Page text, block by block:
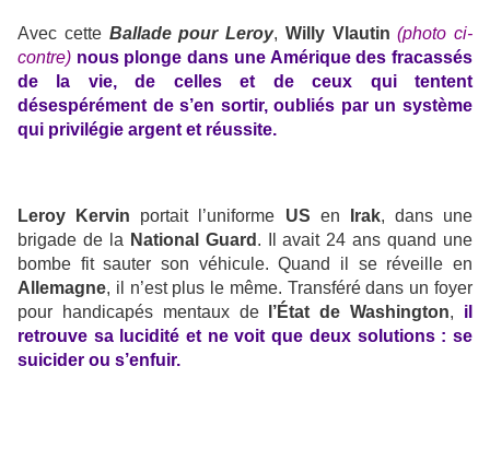
Avec cette Ballade pour Leroy, Willy Vlautin(photo ci-
contre) nous plonge dans une Amérique des fracassés
de la vie, de celles et de ceux qui tentent
désespérément de s’en sortir, oubliés par un système
qui privilégie argent et réussite.
Leroy Kervin portait l’uniforme US en Irak, dans une
brigade de la National Guard . Il avait 24 ans quand une
bombe fit sauter son véhicule. Quand il se réveille en
Allemagne, il n’est plus le même. Transféré dans un foyer
pour handicapés mentaux de
l’État de Washington, il
retrouve sa lucidité et ne voit que deux solutions : se
suicider ou s’enfuir.